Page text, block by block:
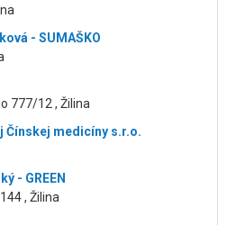
- SUMAŠKO
777/12 , Žilina
Čínskej medicíny s.r.o.
- GREEN
, Žilina